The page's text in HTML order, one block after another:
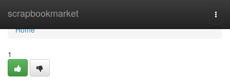
scrapbookmarket
Home
Home
1